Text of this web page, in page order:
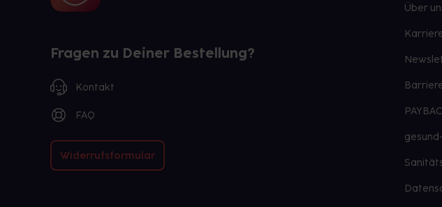
Fragen zu Deiner Bestellung?
Kontakt
FAQ
Widerrufsformular
Über